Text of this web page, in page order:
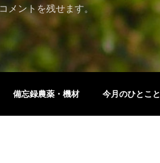
メントを残せます。
備忘録農薬・機材 今月のひとこと